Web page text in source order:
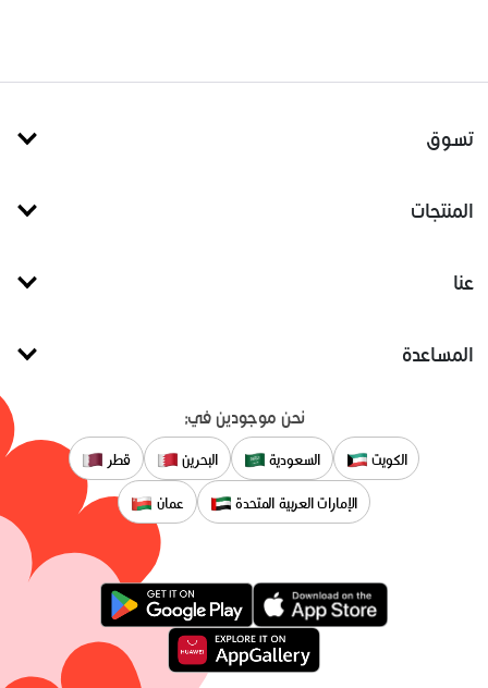
تسوق
المنتجات
عنا
المساعدة
نحن موجودين في:
الكويت السعودية البحرين قطر
الإمارات العربية المتحدة عمان